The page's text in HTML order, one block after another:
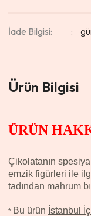
İade Bilgisi:
Ürün Bilgisi
ÜRÜN
Çikolatanın
emzik figürleri ile
tadından mahrum
* Bu ürün İstanbul